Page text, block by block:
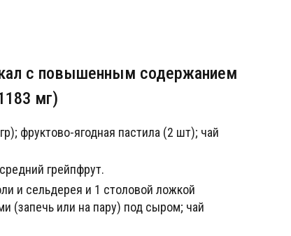
с повышенным содержанием
мг)
фруктово-ягодная пастила (2 шт); чай
грейпфрут.
и сельдерея и 1 столовой ложкой
(запечь или на пару) под сыром; чай